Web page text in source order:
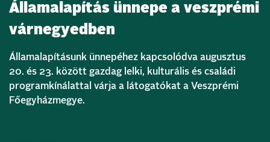
Államalapítás ünnepe a veszprémi
várnegyedben
Államalapításunk ünnepéhez kapcsolódva augusztus
20. és 23. között gazdag lelki, kulturális és családi
programkínálattal várja a látogatókat a Veszprémi
Főegyházmegye.